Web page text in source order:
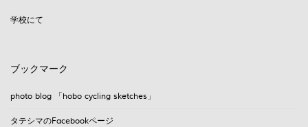
学校にて
ブックマーク
photo blog 「hobo cycling sketches」
タテシマのFacebookページ